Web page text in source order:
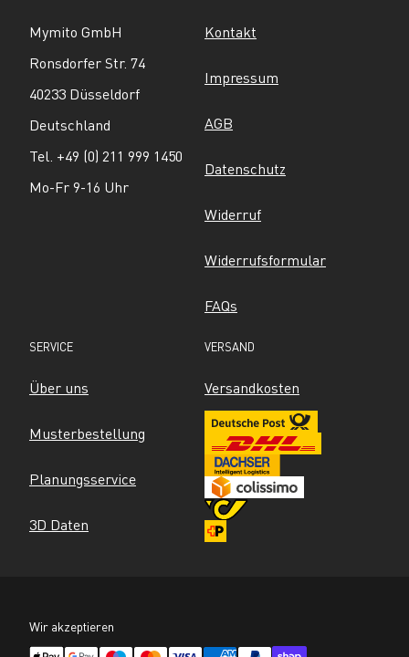
Mymito GmbH
Ronsdorfer Str. 74
40233 Düsseldorf
Deutschland
Tel. +49 (0) 211 999 1450
Mo-Fr 9-16 Uhr
Kontakt
Impressum
AGB
Datenschutz
Widerruf
Widerrufsformular
FAQs
SERVICE
Über uns
Musterbestellung
Planungsservice
3D Daten
VERSAND
Versandkosten
Wir akzeptieren